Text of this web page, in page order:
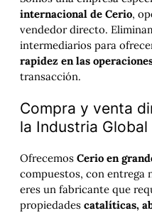
internacional de Cerio,
vendedor directo.
intermediarios para
rapidez en las
transacción.
Compra y venta
la Industria Global
Ofrecemos Cerio en
compuestos, con entrega
eres un fabricante que
propiedades catalíticas,